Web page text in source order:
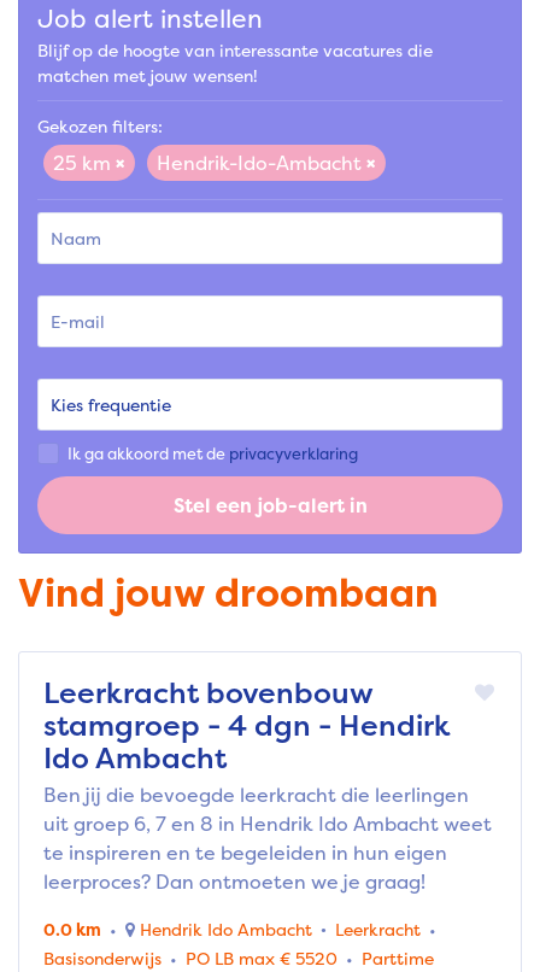
Job alert instellen
Blijf op de hoogte van interessante vacatures die
matchen met jouw wensen!
Gekozen filters:
25 km Hendrik-Ido-Ambacht
Ik ga akkoord met de privacyverklaring
Stel een job-alert in
Vind jouw droombaan
Leerkracht bovenbouw
stamgroep - 4 dgn - Hendirk
Ido Ambacht
Ben jij die bevoegde leerkracht die leerlingen
uit groep 6, 7 en 8 in Hendrik Ido Ambacht weet
te inspireren en te begeleiden in hun eigen
leerproces? Dan ontmoeten we je graag!
0.0 km Hendrik Ido Ambacht
Leerkracht
Basisonderwijs
PO LB max € 5520 Parttime